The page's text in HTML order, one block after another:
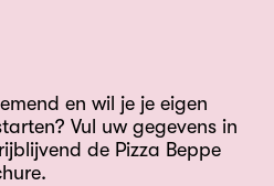
en wil je je eigen
Vul uw gegevens in
de Pizza Beppe